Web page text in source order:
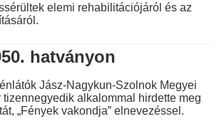
elemi rehabilitációjáról és az
hatványon
Jász-Nagykun-Szolnok Megyei
tizennegyedik alkalommal hirdette meg
„Fények vakondja” elnevezéssel.